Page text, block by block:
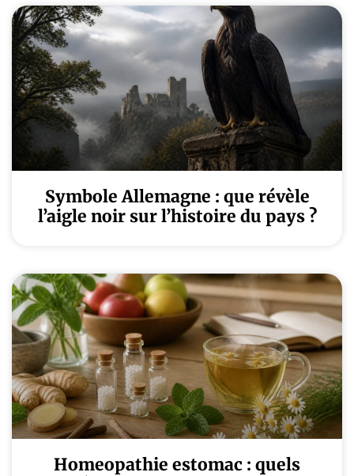
Symbole Allemagne : que révèle
l’aigle noir sur l’histoire du pays ?
Homeopathie estomac : quels